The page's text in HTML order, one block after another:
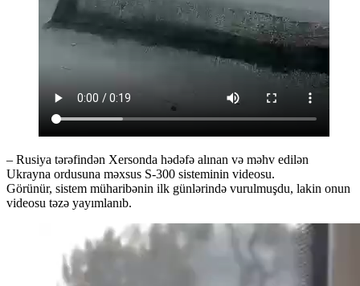
– Rusiya tərəfindən Xersonda hədəfə alınan və məhv edilən
Ukrayna ordusuna məxsus S-300 sisteminin videosu.
Görünür, sistem müharibənin ilk günlərində vurulmuşdu, lakin onun
videosu təzə yayımlanıb.